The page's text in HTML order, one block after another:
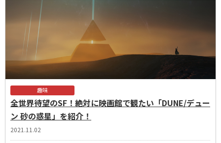
趣味
全世界待望のSF！絶対に映画館で観たい「DUNE/デュー
ン 砂の惑星」を紹介！
2021.11.02